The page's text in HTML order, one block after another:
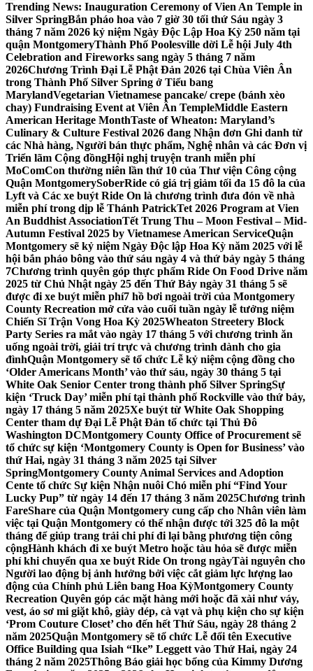
Trending News: Inauguration Ceremony of Vien An Temple in
Silver SpringBắn pháo hoa vào 7 giờ 30 tối thứ Sáu ngày 3
tháng 7 năm 2026 kỷ niệm Ngày Độc Lập Hoa Kỳ 250 năm tại
quận MontgomeryThành Phố Poolesville dời Lễ hội July 4th
Celebration and Fireworks sang ngày 5 tháng 7 năm
2026Chương Trình Đại Lễ Phật Đản 2026 tại Chùa Viên Ân
trong Thành Phố Silver Spring ở Tiểu bang
MarylandVegetarian Vietnamese pancake/ crepe (bánh xèo
chay) Fundraising Event at Viên Ân TempleMiddle Eastern
American Heritage MonthTaste of Wheaton: Maryland’s
Culinary & Culture Festival 2026 đang Nhận đơn Ghi danh từ
các Nhà hàng, Người bán thực phẩm, Nghệ nhân và các Đơn vị
Triển lãm Cộng đồngHội nghị truyện tranh miễn phí
MoComCon thường niên lần thứ 10 của Thư viện Công cộng
Quận MontgomerySoberRide có giá trị giảm tối đa 15 đô la của
Lyft và Các xe buýt Ride On là chương trình đưa đón về nhà
miễn phí trong dịp lễ Thánh PatrickTet 2026 Program at Vien
An Buddhist AssociationTết Trung Thu – Moon Festival – Mid-
Autumn Festival 2025 by Vietnamese American ServiceQuận
Montgomery sẽ kỷ niệm Ngày Độc lập Hoa Kỳ năm 2025 với lễ
hội bắn pháo bông vào thứ sáu ngày 4 và thứ bảy ngày 5 tháng
7Chương trình quyên góp thực phẩm Ride On Food Drive năm
2025 từ Chủ Nhật ngày 25 đến Thứ Bảy ngày 31 tháng 5 sẽ
được đi xe buýt miễn phí7 hồ bơi ngoài trời của Montgomery
County Recreation mở cửa vào cuối tuần ngày lễ tưởng niệm
Chiến Sĩ Trận Vong Hoa Kỳ 2025Wheaton Streetery Block
Party Series ra mắt vào ngày 17 tháng 5 với chương trình ăn
uống ngoài trời, giải trí trực và chương trình dành cho gia
đìnhQuận Montgomery sẽ tổ chức Lễ kỷ niệm cộng đồng cho
‘Older Americans Month’ vào thứ sáu, ngày 30 tháng 5 tại
White Oak Senior Center trong thành phố Silver SpringSự
kiện ‘Truck Day’ miễn phí tại thành phố Rockville vào thứ bảy,
ngày 17 tháng 5 năm 2025Xe buýt từ White Oak Shopping
Center tham dự Đại Lễ Phật Đản tổ chức tại Thủ Đô
Washington DCMontgomery County Office of Procurement sẽ
tổ chức sự kiện ‘Montgomery County is Open for Business’ vào
thứ Hai, ngày 31 tháng 3 năm 2025 tại Silver
SpringMontgomery County Animal Services and Adoption
Cente tổ chức Sự kiện Nhận nuôi Chó miễn phí “Find Your
Lucky Pup” từ ngày 14 đến 17 tháng 3 năm 2025Chương trình
FareShare của Quận Montgomery cung cấp cho Nhân viên làm
việc tại Quận Montgomery có thể nhận được tới 325 đô la một
tháng để giúp trang trải chi phí đi lại bằng phương tiện công
cộngHành khách đi xe buýt Metro hoặc tàu hỏa sẽ được miễn
phí khi chuyển qua xe buýt Ride On trong ngàyTài nguyên cho
Người lao động bị ảnh hưởng bởi việc cắt giảm lực lượng lao
động của Chính phủ Liên bang Hoa KỳMontgomery County
Recreation Quyên góp các mặt hàng mới hoặc đã xài như váy,
vest, áo sơ mi giặt khô, giày dép, cà vạt và phụ kiện cho sự kiện
‘Prom Couture Closet’ cho đến hết Thứ Sáu, ngày 28 tháng 2
năm 2025Quận Montgomery sẽ tổ chức Lễ đổi tên Executive
Office Building qua Isiah “Ike” Leggett vào Thứ Hai, ngày 24
tháng 2 năm 2025Thông Báo giải học bổng của Kimmy Dương